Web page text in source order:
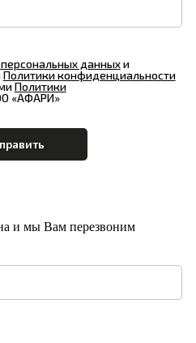
данныхи
Политики конфиденциальности
Политики
«АФАРИ»
и мы Вам перезвоним